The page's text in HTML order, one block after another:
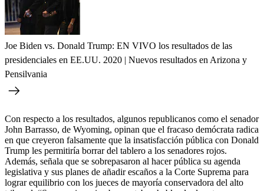
Joe Biden vs. Donald Trump: EN VIVO los resultados de las
presidenciales en EE.UU. 2020 | Nuevos resultados en Arizona y
Pensilvania
Con respecto a los resultados, algunos republicanos como el senador
John Barrasso, de Wyoming, opinan que el fracaso demócrata radica
en que creyeron falsamente que la insatisfacción pública con Donald
Trump les permitiría borrar del tablero a los senadores rojos.
Además, señala que se sobrepasaron al hacer pública su agenda
legislativa y sus planes de añadir escaños a la Corte Suprema para
lograr equilibrio con los jueces de mayoría conservadora del alto